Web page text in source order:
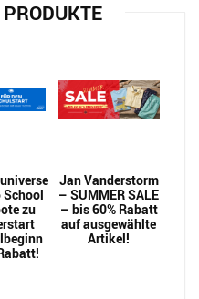
zu
Jan Vanderstorm
– SUMMER SALE
– bis 60% Rabatt
auf ausgewählte
Artikel!